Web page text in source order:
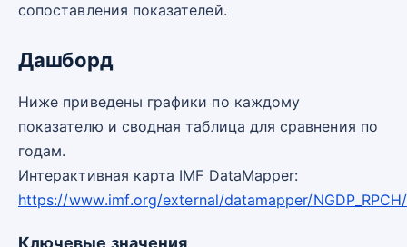
сопоставления показателей.
Дашборд
Ниже приведены графики по каждому
показателю и сводная таблица для сравнения по
годам.
Интерактивная карта IMF DataMapper:
https://www.imf.org/external/datamapper/
Ключевые значения